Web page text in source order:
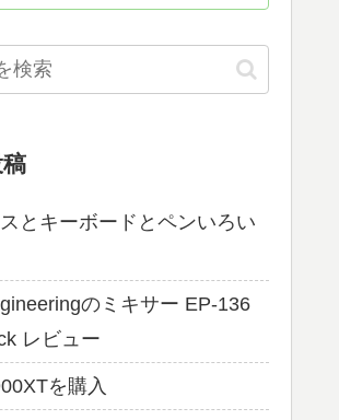
とキーボードとペンいろい
のミキサー EP-136
レビュー
を購入